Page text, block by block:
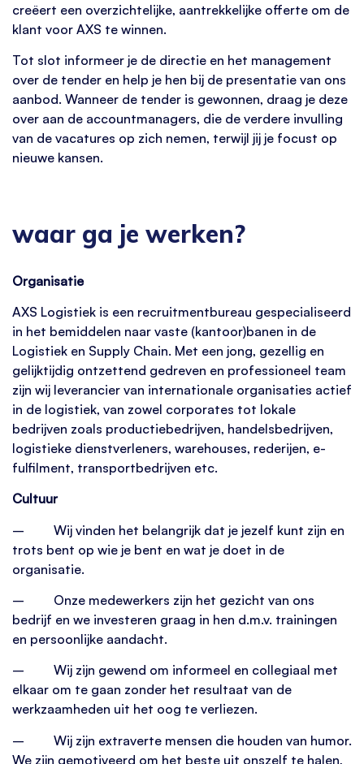
creëert een overzichtelijke, aantrekkelijke offerte om de
klant voor AXS te winnen.
Tot slot informeer je de directie en het management
over de tender en help je hen bij de presentatie van ons
aanbod. Wanneer de tender is gewonnen, draag je deze
over aan de accountmanagers, die de verdere invulling
van de vacatures op zich nemen, terwijl jij je focust op
nieuwe kansen.
waar ga je werken?
Organisatie
AXS Logistiek is een recruitmentbureau gespecialiseerd
in het bemiddelen naar vaste (kantoor)banen in de
Logistiek en Supply Chain. Met een jong, gezellig en
gelijktijdig ontzettend gedreven en professioneel team
zijn wij leverancier van internationale organisaties actief
in de logistiek, van zowel corporates tot lokale
bedrijven zoals productiebedrijven, handelsbedrijven,
logistieke dienstverleners, warehouses, rederijen, e-
fulfilment, transportbedrijven etc.
Cultuur
– Wij vinden het belangrijk dat je jezelf kunt zijn en
trots bent op wie je bent en wat je doet in de
organisatie.
– Onze medewerkers zijn het gezicht van ons
bedrijf en we investeren graag in hen d.m.v. trainingen
en persoonlijke aandacht.
– Wij zijn gewend om informeel en collegiaal met
elkaar om te gaan zonder het resultaat van de
werkzaamheden uit het oog te verliezen.
– Wij zijn extraverte mensen die houden van humor.
We zijn gemotiveerd om het beste uit onszelf te halen,